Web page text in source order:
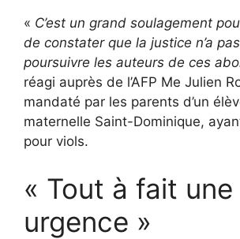
« C’est un grand soulagement
de constater que la justice n’a
poursuivre les auteurs de ces
réagi auprès de l’AFP Me Julien
mandaté par les parents d’un
maternelle Saint-Dominique,
pour viols.
« Tout à fait une
urgence »